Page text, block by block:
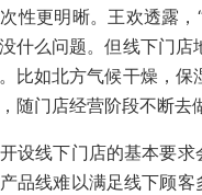
性更明晰。王欢透露
什么问题。但线下门
比如北方气候干燥，
随门店经营阶段不断去
设线下门店的基本要
品线难以满足线下顾